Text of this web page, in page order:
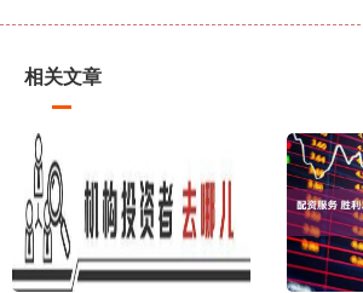
相关文章